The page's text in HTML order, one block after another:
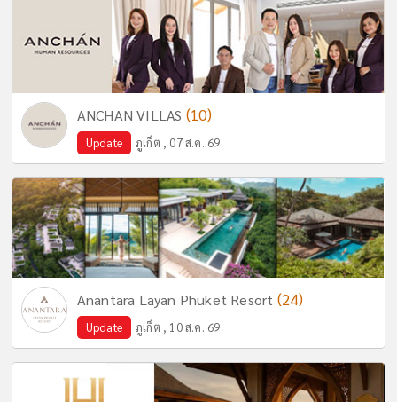
ANCHAN VILLAS (10)
Update ภูเก็ต , 07 ส.ค. 69
Anantara Layan Phuket Resort (24)
Update ภูเก็ต , 10 ส.ค. 69